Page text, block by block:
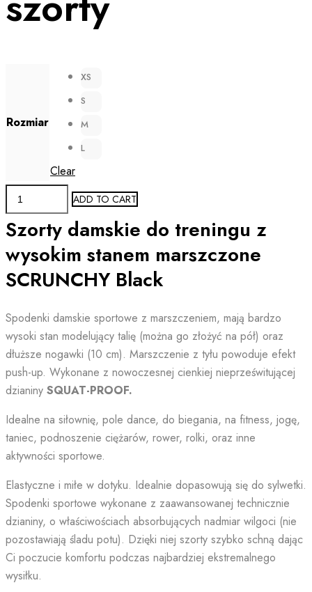
Rozmiar
XS
S
M
L
Clear
Spodenki
damskie
z
stanem
i
SCRUNCHY
Black
quantity
ADD TO CART
Szorty damskie do treningu z
wysokim stanem marszczone
SCRUNCHY Black
Spodenki damskie sportowe z marszczeniem, mają bardzo
wysoki stan modelujący talię (można go złożyć na pół) oraz
dłuższe nogawki (10 cm). Marszczenie z tyłu powoduje efekt
push-up. Wykonane z nowoczesnej cienkiej nieprześwitującej
dzianiny SQUAT-PROOF.
Idealne na siłownię, pole dance, do biegania, na fitness, jogę,
taniec, podnoszenie ciężarów, rower, rolki, oraz inne
aktywności sportowe.
Elastyczne i miłe w dotyku. Idealnie dopasowują się do sylwetki.
Spodenki sportowe wykonane z zaawansowanej technicznie
dzianiny, o właściwościach absorbujących nadmiar wilgoci (nie
pozostawiają śladu potu). Dzięki niej szorty szybko schną dając
Ci poczucie komfortu podczas najbardziej ekstremalnego
wysiłku.